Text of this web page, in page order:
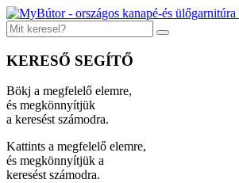
KERESŐ SEGÍTŐ
Bökj a megfelelő elemre,
és megkönnyítjük
a keresést számodra.
Kattints a megfelelő elemre,
és megkönnyítjük a
keresést számodra.